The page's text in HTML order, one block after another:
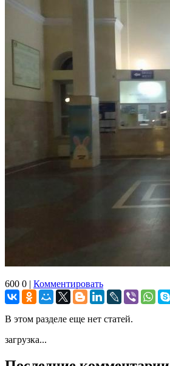
600 0 | Комментировать
В этом разделе еще нет статей.
загрузка...